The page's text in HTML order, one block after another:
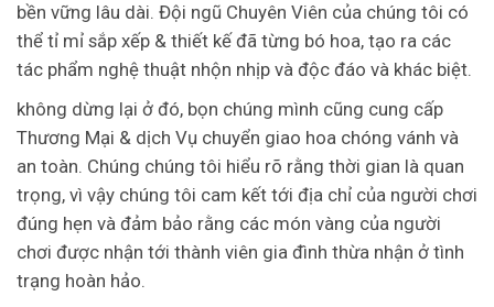
bền vững lâu dài. Đội ngũ Chuyên Viên của chúng tôi có
thể tỉ mỉ sắp xếp & thiết kế đã từng bó hoa, tạo ra các
tác phẩm nghệ thuật nhộn nhịp và độc đáo và khác biệt.
không dừng lại ở đó, bọn chúng mình cũng cung cấp
Thương Mại & dịch Vụ chuyển giao hoa chóng vánh và
an toàn. Chúng chúng tôi hiểu rõ rằng thời gian là quan
trọng, vì vậy chúng tôi cam kết tới địa chỉ của người chơi
đúng hẹn và đảm bảo rằng các món vàng của người
chơi được nhận tới thành viên gia đình thừa nhận ở tình
trạng hoàn hảo.